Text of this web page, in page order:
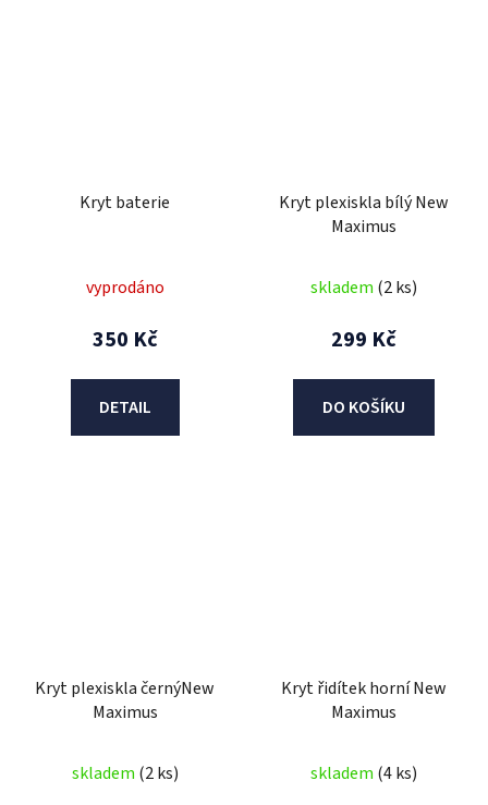
Kryt baterie
vyprodáno
350 Kč
DETAIL
Kryt plexiskla bílý New
Maximus
skladem (2 ks)
299 Kč
DO KOŠÍKU
Kryt plexiskla černýNew
Maximus
skladem (2 ks)
Kryt řidítek horní New
Maximus
skladem (4 ks)